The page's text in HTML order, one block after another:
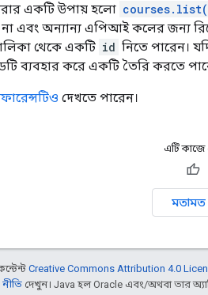
একটি উপায় হলো
না এবং অন্যান্য এপিআই কলের জন্য
থেকে একটি id নিতে পারেন।
ব্যবহার করে একটি তৈরি করতে
দেখতে পারেন।
এটি কাজে
মতামত
Creative Commons Attribution 4.0
দেখুন। Java হল Oracle এবং/অথবা তার